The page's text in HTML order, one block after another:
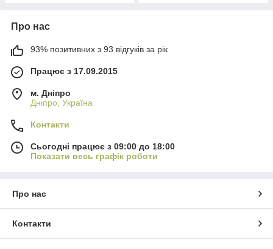
Про нас
93% позитивних з 93 відгуків за рік
Працює з 17.09.2015
м. Дніпро
Дніпро, Україна
Контакти
Сьогодні працює з 09:00 до 18:00
Показати весь графік роботи
Про нас
Контакти